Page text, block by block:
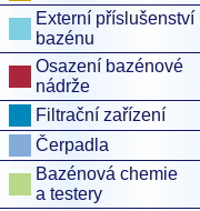
Externí příslušenství
bazénu
Osazení bazénové
nádrže
Filtrační zařízení
Čerpadla
Bazénová chemie
a testery